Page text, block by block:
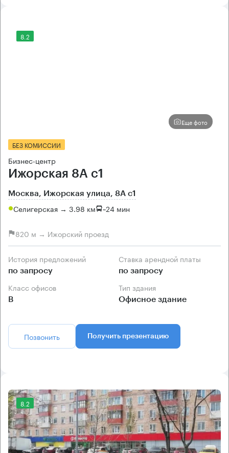
8.2
Еще фото
БЕЗ КОМИССИИ
Бизнес-центр
Ижорская 8А с1
Москва, Ижорская улица, 8А с1
Селигерская → 3.98 км ~24 мин
820 м → Ижорский проезд
История предложений
по запросу
Ставка арендной платы
по запросу
Класс офисов
B
Тип здания
Офисное здание
Позвонить Получить презентацию
8.2